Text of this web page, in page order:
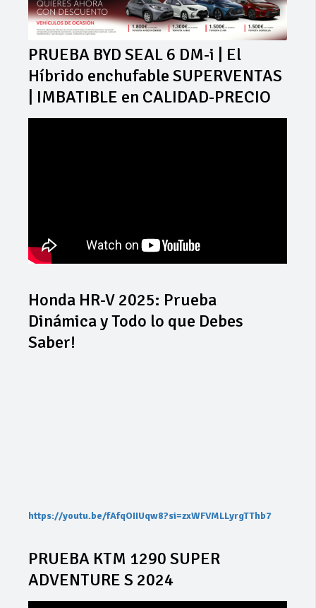
PRUEBA BYD SEAL 6 DM-i | El
Híbrido enchufable SUPERVENTAS
| IMBATIBLE en CALIDAD-PRECIO
Honda HR-V 2025: Prueba
Dinámica y Todo lo que Debes
Saber!
https://youtu.be/fAfqOIIUqw8?si=zxWFVMLLyrgTThb7
PRUEBA KTM 1290 SUPER
ADVENTURE S 2024